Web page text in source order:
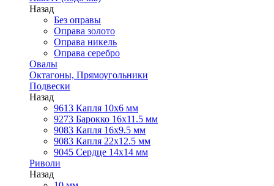
Назад
Без оправы
Оправа золото
Оправа никель
Оправа серебро
Овалы
Октагоны, Прямоугольники
Подвески
Назад
9613 Капля 10х6 мм
9273 Барокко 16x11.5 мм
9083 Капля 16x9.5 мм
9083 Капля 22x12.5 мм
9045 Сердце 14х14 мм
Риволи
Назад